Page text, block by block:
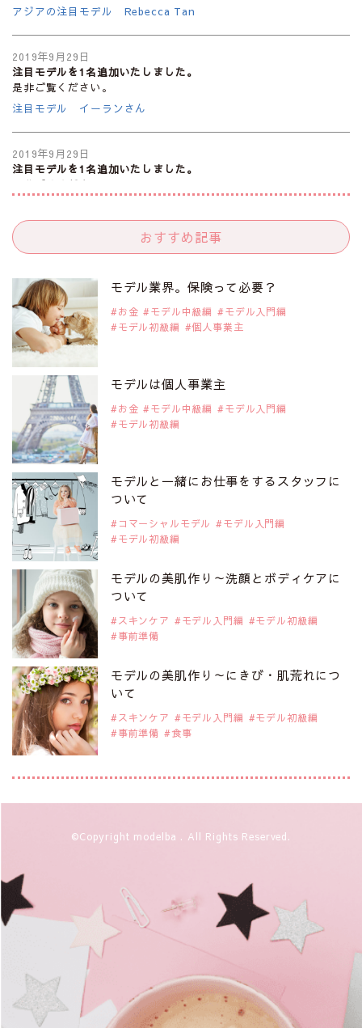
アジアの注目モデル Rebecca Tan
2019年9月29日
注目モデルを1名追加いたしました。
是非ご覧ください。
注目モデル イーランさん
2019年9月29日
注目モデルを1名追加いたしました。
是非ご覧ください。
2019年9月29日
是非ご覧ください。
注目モデル カーラ・デルヴィーニュ
2019年9月29日
是非ご覧ください。
注目モデル 松川 来海さん
2019年9月29日
注目モデルを1名追加いたしました。
是非ご覧ください。
注目モデル 中条あやみさん
2019年9月29日
注目モデルを1名追加いたしました。
是非ご覧ください。
注目モデル 水原佑果さん
2019年9月29日
注目モデルを1名追加いたしました。
是非ご覧ください。
注目モデル CHIHARUさん
2019年9月29日
注目モデルを1名追加いたしました。
2019年9月29日
注目モデルを1名追加いたしました。
大注目のモデル10人
おすすめ記事
モデル業界。保険って必要？
お金 モデル中級編
モデル入門編
モデル初級編
個人事業主
モデルは個人事業主
お金 モデル中級編
モデル入門編
モデル初級編
モデルと一緒にお仕事をするスタッフに
ついて
コマーシャルモデル
モデル入門編
モデル初級編
モデルの美肌作り～洗顔とボディケアに
ついて
スキンケア モデル入門編
モデル初級編
事前準備
モデルの美肌作り～にきび・肌荒れにつ
いて
スキンケア モデル入門編
モデル初級編
事前準備
食事
©Copyright modelba . All Rights Reserved.